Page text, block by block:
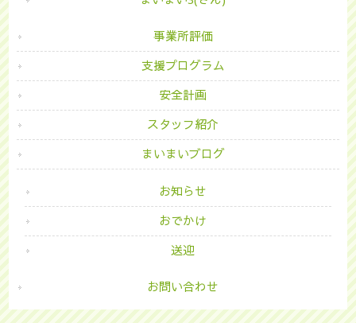
事業所評価
支援プログラム
安全計画
スタッフ紹介
まいまいブログ
お知らせ
おでかけ
送迎
お問い合わせ